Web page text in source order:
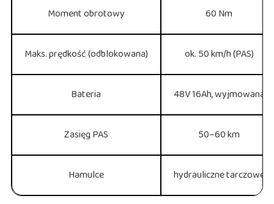
Moment obrotowy 60 Nm
Maks. prędkość (odblokowana) ok. 50 km/h (PAS)
Bateria 48V 16Ah, wyjmowana
Zasięg PAS 50–60 km
Hamulce hydrauliczne tarczowe